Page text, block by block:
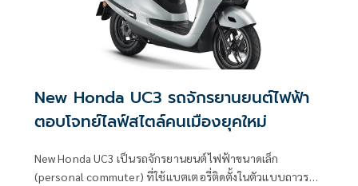
New Honda UC3 รถจักรยานยนต์ไฟฟ้า
ตอบโจทย์ไลฟ์สไตล์คนเมืองยุคใหม่
New Honda UC3 เป็นรถจักรยานยนต์ไฟฟ้าขนาดเล็ก
(personal commuter) ที่ใช้แบตเตอรี่ติดตั้งในตัวแบบถาวร